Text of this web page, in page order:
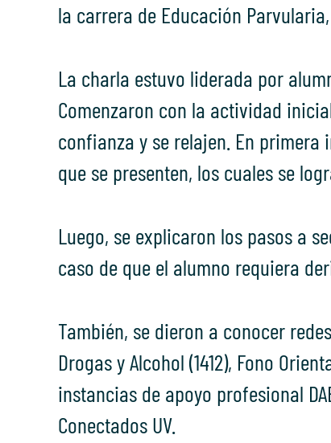
la carrera de Educación
La charla estuvo liderada por
Comenzaron con la actividad
confianza y se relajen. En primera
que se presenten, los cuales se
Luego, se explicaron los pasos a
caso de que el alumno requiera
También, se dieron a conocer
Drogas y Alcohol (1412), Fono
instancias de apoyo profesional
Conectados UV.